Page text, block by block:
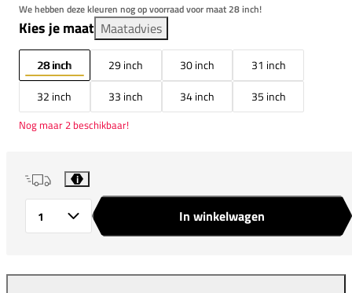
We hebben deze kleuren nog op voorraad voor maat 28 inch!
Kies je maat Maatadvies
28 inch 29 inch 30 inch
31 inch
32 inch
33 inch 34 inch 35 inch
Nog maar 2 beschikbaar!
i
In winkelwagen